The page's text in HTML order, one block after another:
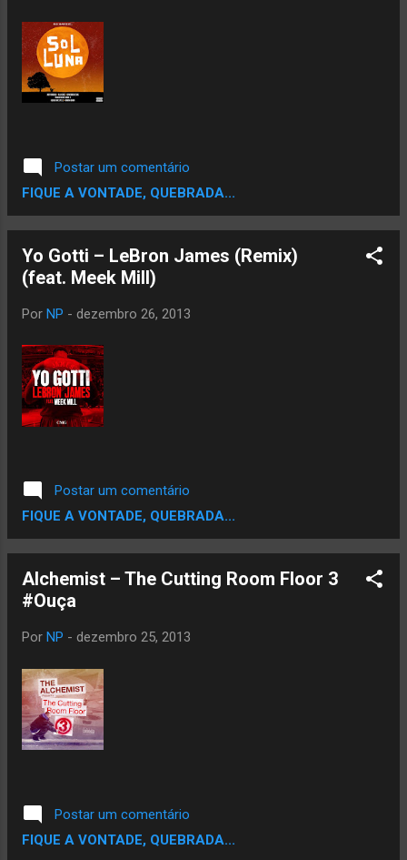
Postar um comentário
FIQUE A VONTADE, QUEBRADA...
Yo Gotti – LeBron James (Remix)
(feat. Meek Mill)
Por NP - dezembro 26, 2013
Postar um comentário
FIQUE A VONTADE, QUEBRADA...
Alchemist – The Cutting Room Floor 3
#Ouça
Por NP - dezembro 25, 2013
Postar um comentário
FIQUE A VONTADE, QUEBRADA...